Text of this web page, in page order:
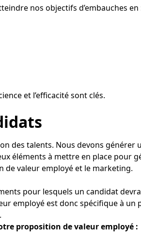
nos objectifs d’embauches en
et l’efficacité sont clés.
des talents. Nous devons générer
éléments à mettre en place pour
valeur employé et le marketing.
pour lesquels un candidat
employé est donc spécifique à un
proposition de valeur employé :